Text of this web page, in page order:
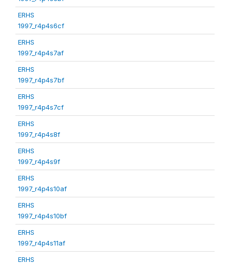
ERHS
1997_r4p4s6cf
ERHS
1997_r4p4s7af
ERHS
1997_r4p4s7bf
ERHS
1997_r4p4s7cf
ERHS
1997_r4p4s8f
ERHS
1997_r4p4s9f
ERHS
1997_r4p4s10af
ERHS
1997_r4p4s10bf
ERHS
1997_r4p4s11af
ERHS